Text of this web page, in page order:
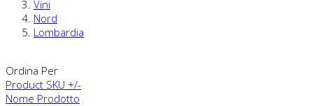
Vini
Nord
Lombardia
Ordina Per
Product SKU +/-
Nome Prodotto